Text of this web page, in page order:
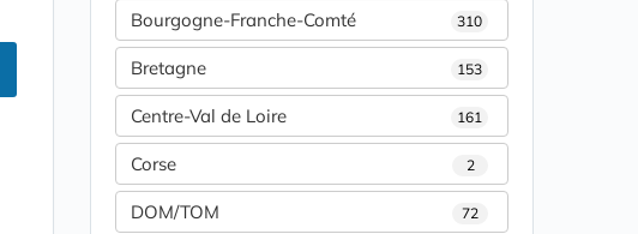
Bourgogne-Franche-Comté 310
Bretagne 153
Centre-Val de Loire 161
Corse 2
DOM/TOM 72